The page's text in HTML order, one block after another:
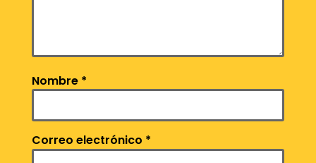
Nombre *
Correo electrónico *